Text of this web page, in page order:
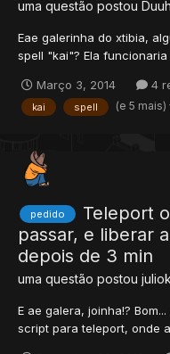
uma questão postou
Eae galerinha do xtibia,
spell "kai"? Ela
Março 3, 2014
4
kai spell (e 5 mais)
pedido
Teleport
passar, e liberar
depois de 3 min
uma questão postou
E ae galera, joinha!?
script para teleport, onde